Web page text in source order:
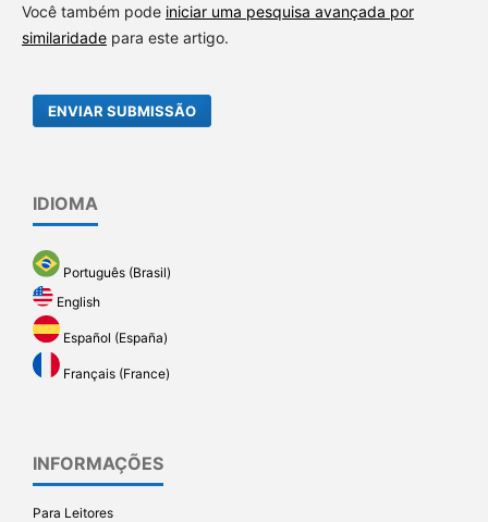
Você também pode iniciar uma pesquisa avançada por
similaridadepara este artigo.
ENVIAR SUBMISSÃO
IDIOMA
Português (Brasil)
English
Español (España)
Français (France)
INFORMAÇÕES
Para Leitores